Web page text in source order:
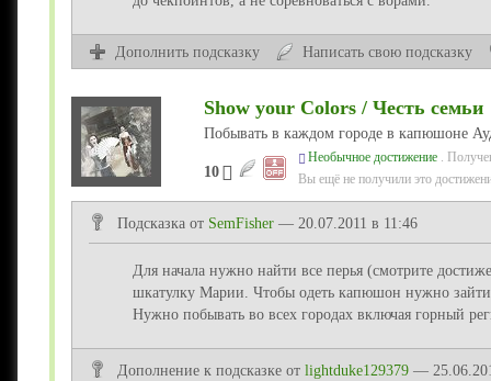
Дополнить подсказку Написать свою подсказку
Show your Colors / Честь семьи
Побывать в каждом городе в капюшоне
10
Необычное достижение .
Вы ещё не получили это
Подсказка от SemFisher — 20.07.2011 в 11:46
Для начала нужно найти все перья (смотрите
шкатулку Марии. Чтобы одеть капюшон нужно
Нужно побывать во всех городах включая горный
Дополнение к подсказке от lightduke129379 —